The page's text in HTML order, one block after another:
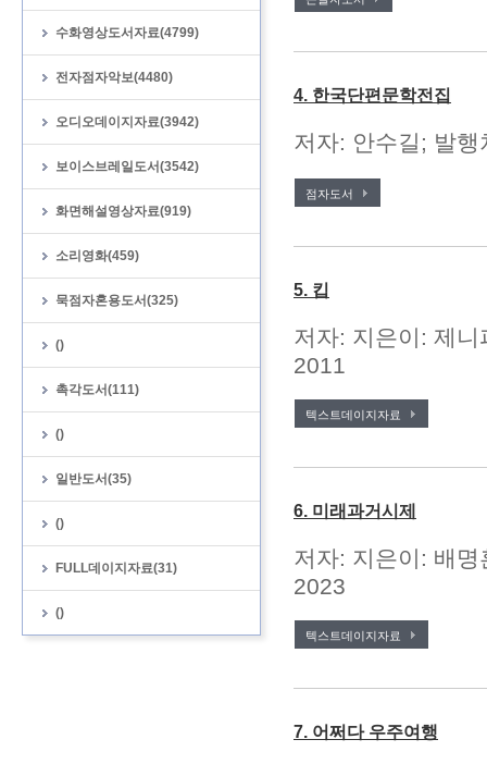
수화영상도서자료(4799)
전자점자악보(4480)
오디오데이지자료(3942)
보이스브레일도서(3542)
화면해설영상자료(919)
소리영화(459)
묵점자혼용도서(325)
()
촉각도서(111)
()
일반도서(35)
()
FULL데이지자료(31)
()
4. 한국단편문학전집
저자: 안수길; 발
점자도서
5. 킵
저자: 지은이: 제
2011
텍스트데이지자료
6. 미래과거시제
저자: 지은이: 배
2023
텍스트데이지자료
7. 어쩌다 우주여행